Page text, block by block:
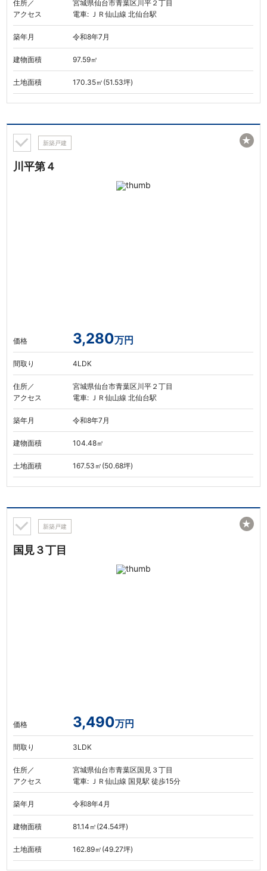
住所／
アクセス
宮城県仙台市青葉区川平２丁目
電車: ＪＲ仙山線 北仙台駅
築年月 令和8年7月
建物面積 97.59㎡
土地面積 170.35㎡(51.53坪)
新築戸建
川平第４
価格 3,280万円
間取り 4LDK
住所／
アクセス
宮城県仙台市青葉区川平２丁目
電車: ＪＲ仙山線 北仙台駅
築年月 令和8年7月
建物面積 104.48㎡
土地面積 167.53㎡(50.68坪)
★
新築戸建
国見３丁目
価格 3,490万円
間取り 3LDK
住所／
アクセス
宮城県仙台市青葉区国見３丁目
電車: ＪＲ仙山線 国見駅 徒歩15分
築年月 令和8年4月
建物面積 81.14㎡(24.54坪)
土地面積 162.89㎡(49.27坪)
★